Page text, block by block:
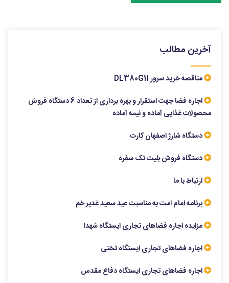
آخرین مطالب
مناقصه خرید سرور DL380G11
اجاره فضا جهت استقرار و بهره برداری از تعداد 6 دستگاه فروش
محصولات غذایی آماده و نیمه آماده
دستگاه شارژ اصفهان کارت
دستگاه فروش بلیت تک سفره
ارتباط با ما
برنامه امام امت به مناسبت عید سعید غدیر خم
مزایده اجاره فضاهای تجاری ایستگاه شهدا
اجاره فضاهای تجاری ایستگاه تختی
اجاره فضاهای تجاری ایستگاه دفاع مقدس